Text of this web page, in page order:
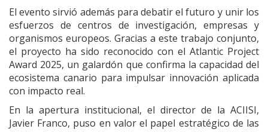
El evento sirvió además para debatir el futuro y unir los
esfuerzos de centros de investigación, empresas y
organismos europeos. Gracias a este trabajo conjunto,
el proyecto ha sido reconocido con el Atlantic Project
Award 2025, un galardón que confirma la capacidad del
ecosistema canario para impulsar innovación aplicada
con impacto real.
En la apertura institucional, el director de la ACIISI,
Javier Franco, puso en valor el papel estratégico de las